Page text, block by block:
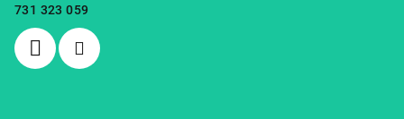
731 323 059